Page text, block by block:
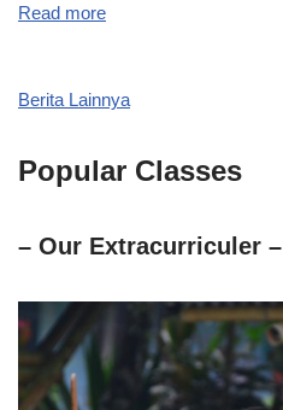
Read more
Berita Lainnya
Popular Classes
– Our Extracurriculer –